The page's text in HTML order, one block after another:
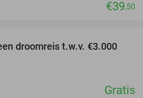
€39,50
droomreis t.w.v. €3.000
Gratis